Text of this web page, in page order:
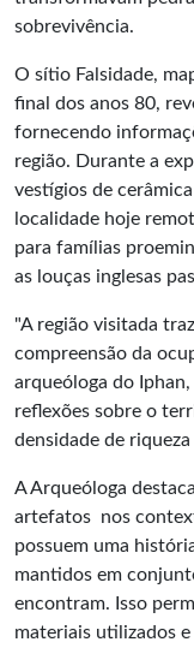
sobrevivência.
O sítio Falsidade,
final dos anos 80,
fornecendo
região. Durante a
vestígios de
localidade hoje
para famílias
as louças inglesas
"A região visitada
compreensão da
arqueóloga do
reflexões sobre o
densidade de
A Arqueóloga
artefatos nos
possuem uma
mantidos em
encontram. Isso
materiais utilizados